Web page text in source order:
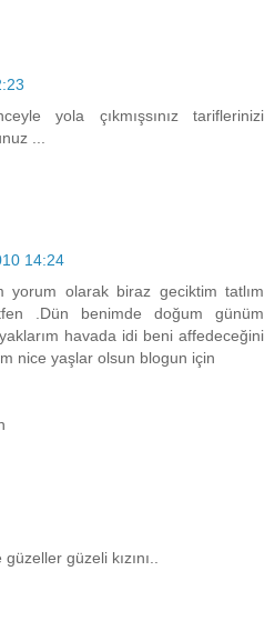
yola çıkmışsınız tariflerinizi
...
14:24
yorum olarak biraz geciktim tatlım
.Dün benimde doğum günüm
havada idi beni affedeceğini
nice yaşlar olsun blogun için
güzeli kızını..